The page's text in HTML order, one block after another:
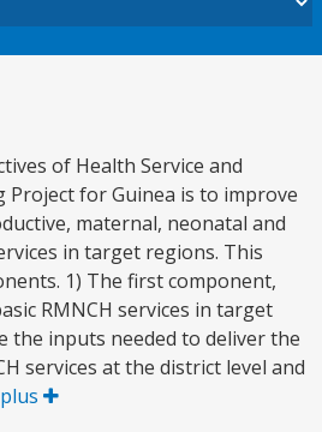
of Health Service and
Project for Guinea is to improve
maternal, neonatal and
in target regions. This
1) The first component,
RMNCH services in target
the inputs needed to deliver the
services at the district level and